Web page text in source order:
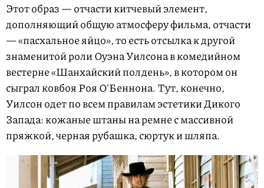
Этот образ — отчасти китчевый элемент,
дополняющий общую атмосферу фильма, отчасти
— «пасхальное яйцо», то есть отсылка к другой
знаменитой роли Оуэна Уилсона в комедийном
вестерне «Шанхайский полдень», в котором он
сыграл ковбоя Роя О'Беннона. Тут, конечно,
Уилсон одет по всем правилам эстетики Дикого
Запада: кожаные штаны на ремне с массивной
пряжкой, черная рубашка, сюртук и шляпа.